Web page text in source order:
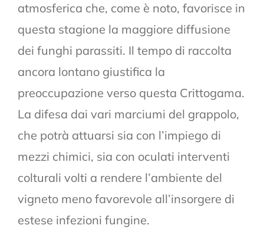
atmosferica che, come è noto, favorisce in
questa stagione la maggiore diffusione
dei funghi parassiti. Il tempo di raccolta
ancora lontano giustifica la
preoccupazione verso questa Crittogama.
La difesa dai vari marciumi del grappolo,
che potrà attuarsi sia con l’impiego di
mezzi chimici, sia con oculati interventi
colturali volti a rendere l’ambiente del
vigneto meno favorevole all’insorgere di
estese infezioni fungine.